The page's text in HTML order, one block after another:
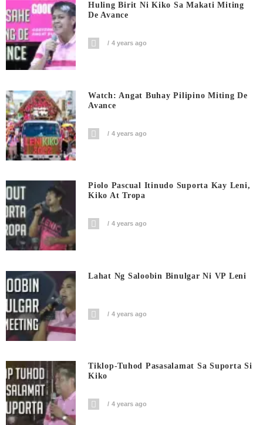
Huling Birit Ni Kiko Sa Makati Miting
De Avance
4 years ago
Watch: Angat Buhay Pilipino Miting De
Avance
4 years ago
Piolo Pascual Itinudo Suporta Kay Leni,
Kiko At Tropa
4 years ago
Lahat Ng Saloobin Binulgar Ni VP Leni
4 years ago
Tiklop-Tuhod Pasasalamat Sa Suporta Si
Kiko
4 years ago